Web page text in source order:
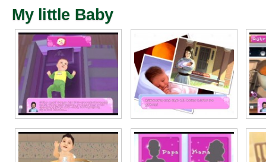
My little Baby